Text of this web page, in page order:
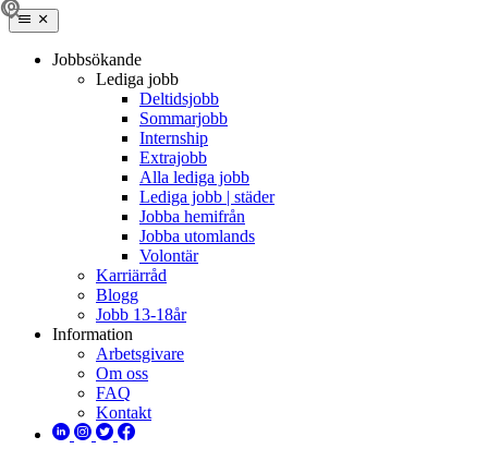
Jobbsökande
Lediga jobb
Deltidsjobb
Sommarjobb
Internship
Extrajobb
Alla lediga jobb
Lediga jobb | städer
Jobba hemifrån
Jobba utomlands
Volontär
Karriärråd
Blogg
Jobb 13-18år
Information
Arbetsgivare
Om oss
FAQ
Kontakt